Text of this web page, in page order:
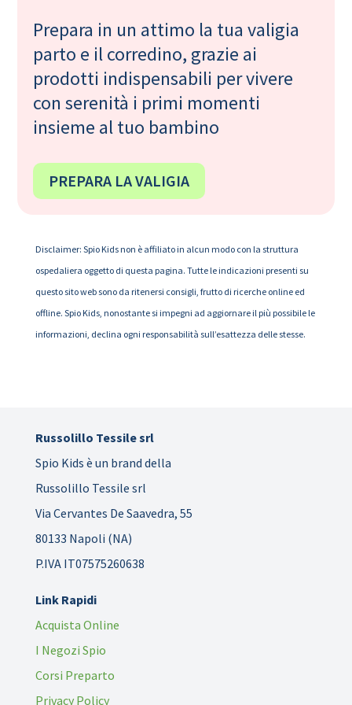
Prepara in un attimo la tua valigia
parto e il corredino, grazie ai
prodotti indispensabili per vivere
con serenità i primi momenti
insieme al tuo bambino
PREPARA LA VALIGIA
Disclaimer: Spio Kids non è affiliato in alcun modo con la struttura
ospedaliera oggetto di questa pagina. Tutte le indicazioni presenti su
questo sito web sono da ritenersi consigli, frutto di ricerche online ed
offline. Spio Kids, nonostante si impegni ad aggiornare il più possibile le
informazioni, declina ogni responsabilità sull’esattezza delle stesse.
Russolillo Tessile srl
Spio Kids è un brand della
Russolillo Tessile srl
Via Cervantes De Saavedra, 55
80133 Napoli (NA)
P.IVA IT07575260638
Link Rapidi
Acquista Online
I Negozi Spio
Corsi Preparto
Privacy Policy